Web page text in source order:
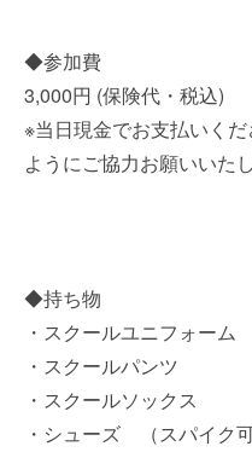
◆参加費
3,000円 (保険代・税込)
※当日現金でお支払いく
ようにご協力お願いいた
◆持ち物
・スクールユニフォーム
・スクールパンツ
・スクールソックス
・シューズ （スパイク可